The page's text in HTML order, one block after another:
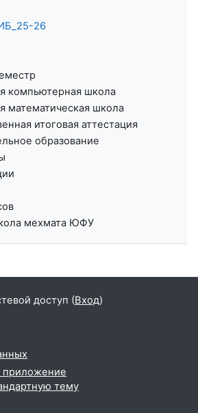
26
компьютерная школа
математическая школа
итоговая аттестация
образование
мехмата ЮФУ
доступ (Вход)
приложение
тему